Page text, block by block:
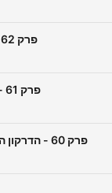
פרק 62 - מדגסקר
פרק 61 - אחי הדוב
פרק 60 - הדרקון הראשון שלי